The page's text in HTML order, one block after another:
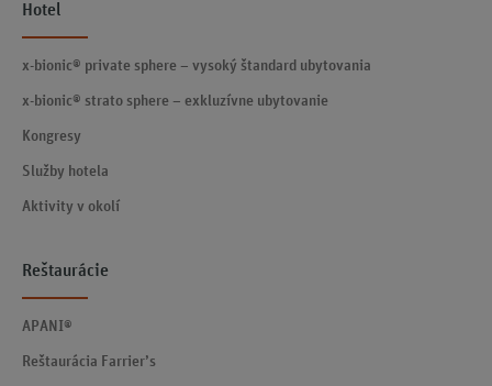
Hotel
x-bionic® private sphere – vysoký štandard ubytovania
x-bionic® strato sphere – exkluzívne ubytovanie
Kongresy
Služby hotela
Aktivity v okolí
Reštaurácie
APANI®
Reštaurácia Farrier’s